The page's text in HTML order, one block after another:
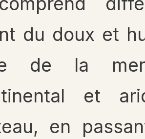
du doux et
de la mer
et
en